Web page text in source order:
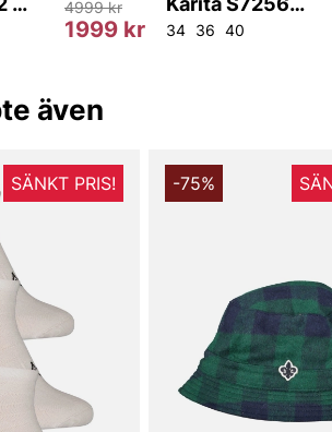
1999 kr
4999 kr
34 36 40
även
SÄNKT PRIS! -75%